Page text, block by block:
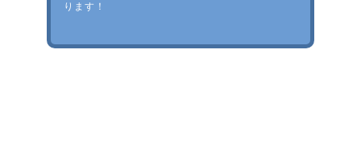
ります！